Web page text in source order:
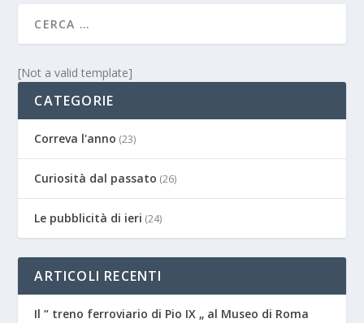
[Not a valid template]
CATEGORIE
Correva l'anno (23)
Curiosità dal passato (26)
Le pubblicità di ieri (24)
ARTICOLI RECENTI
Il “ treno ferroviario di Pio IX „ al Museo di Roma